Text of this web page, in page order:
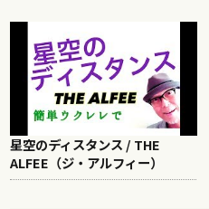
星空のディスタンス / THE
ALFEE（ジ・アルフィー）